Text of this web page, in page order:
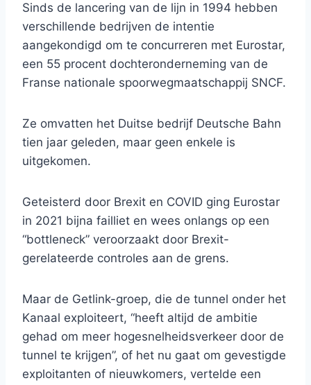
Sinds de lancering van de lijn in 1994 hebben
verschillende bedrijven de intentie
aangekondigd om te concurreren met Eurostar,
een 55 procent dochteronderneming van de
Franse nationale spoorwegmaatschappij SNCF.
Ze omvatten het Duitse bedrijf Deutsche Bahn
tien jaar geleden, maar geen enkele is
uitgekomen.
Geteisterd door Brexit en COVID ging Eurostar
in 2021 bijna failliet en wees onlangs op een
“bottleneck” veroorzaakt door Brexit-
gerelateerde controles aan de grens.
Maar de Getlink-groep, die de tunnel onder het
Kanaal exploiteert, “heeft altijd de ambitie
gehad om meer hogesnelheidsverkeer door de
tunnel te krijgen”, of het nu gaat om gevestigde
exploitanten of nieuwkomers, vertelde een